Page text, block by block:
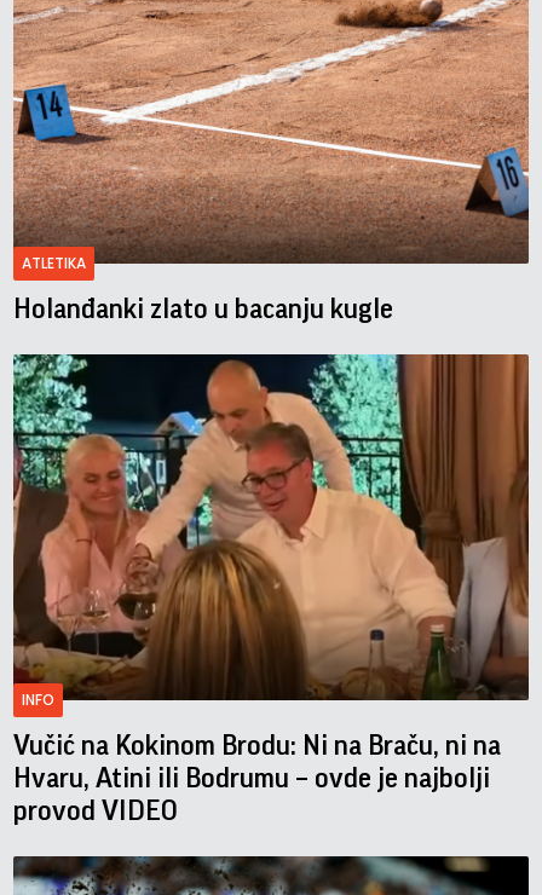
ATLETIKA
Holanđanki zlato u bacanju kugle
INFO
Vučić na Kokinom Brodu: Ni na Braču, ni na
Hvaru, Atini ili Bodrumu – ovde je najbolji
provod VIDEO